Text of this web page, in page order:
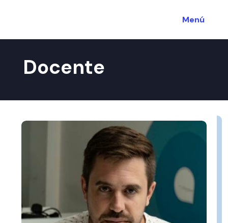
Menú
Docente